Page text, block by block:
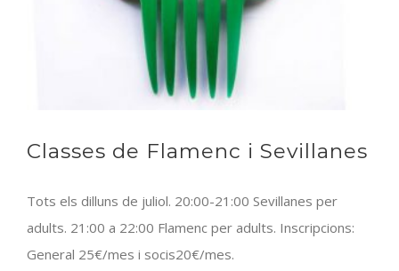
Classes de Flamenc i Sevillanes
Tots els dilluns de juliol. 20:00-21:00 Sevillanes per
adults. 21:00 a 22:00 Flamenc per adults. Inscripcions:
General 25€/mes i socis20€/mes.